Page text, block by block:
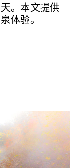
。本文提供
体验。